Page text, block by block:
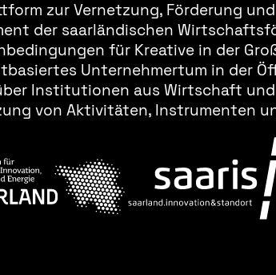
zur Vernetzung, Förderung
der saarländischen
für Kreative in der
Unternehmertum in der
Institutionen aus Wirtschaft
von Aktivitäten, Instrumenten